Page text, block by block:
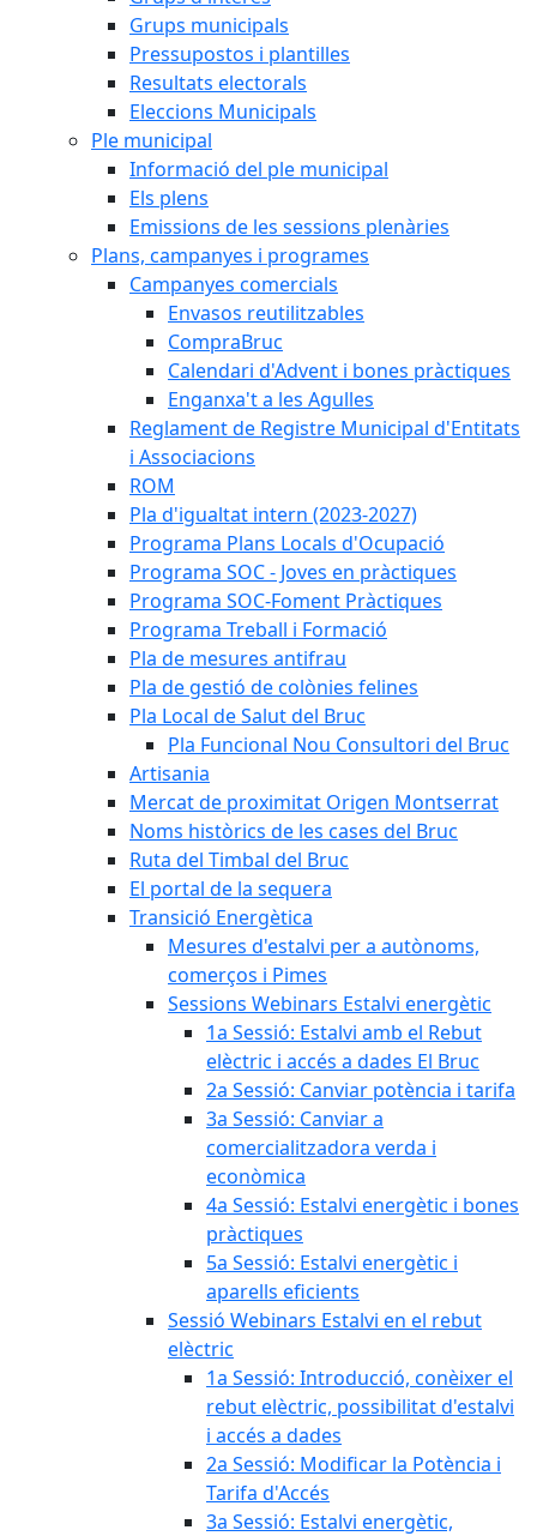
Grups municipals
Pressupostos i plantilles
Resultats electorals
Eleccions Municipals
Ple municipal
Informació del ple municipal
Els plens
Emissions de les sessions plenàries
Plans, campanyes i programes
Campanyes comercials
Envasos reutilitzables
CompraBruc
Calendari d'Advent i bones pràctiques
Enganxa't a les Agulles
Reglament de Registre Municipal d'Entitats
i Associacions
ROM
Pla d'igualtat intern (2023-2027)
Programa Plans Locals d'Ocupació
Programa SOC - Joves en pràctiques
Programa SOC-Foment Pràctiques
Programa Treball i Formació
Pla de mesures antifrau
Pla de gestió de colònies felines
Pla Local de Salut del Bruc
Pla Funcional Nou Consultori del Bruc
Artisania
Mercat de proximitat Origen Montserrat
Noms històrics de les cases del Bruc
Ruta del Timbal del Bruc
El portal de la sequera
Transició Energètica
Mesures d'estalvi per a autònoms,
comerços i Pimes
Sessions Webinars Estalvi energètic
1a Sessió: Estalvi amb el Rebut
elèctric i accés a dades El Bruc
2a Sessió: Canviar potència i tarifa
3a Sessió: Canviar a
comercialitzadora verda i
econòmica
4a Sessió: Estalvi energètic i bones
pràctiques
5a Sessió: Estalvi energètic i
aparells eficients
Sessió Webinars Estalvi en el rebut
elèctric
1a Sessió: Introducció, conèixer el
rebut elèctric, possibilitat d'estalvi
i accés a dades
2a Sessió: Modificar la Potència i
Tarifa d'Accés
3a Sessió: Estalvi energètic,